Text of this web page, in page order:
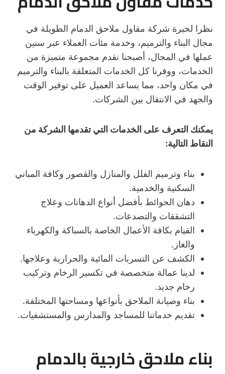
نظرا لخبرة شركة مقاول ملاحق الدمام الطويلة في
مجال البناء والترميم، وخدمة مئات العملاء عبر سنين
عملها في المجال، أصبحنا نقدم مجموعة متميزة من
الخدمات، ووفرنا كل الخدمات المتعلقة بالبناء والترميم
في مكان واحد، مما يساعد العميل على توفير الوقت
والجهد في الانتقال بين الشركات.
يمكنك التعرف على الخدمات التي تقدمها الشركة من
النقاط التالية:
بناء وترميم الفلل والمنازل والقصور وكافة المباني
السكنية والخدمية.
دهان الحوائط بأفضل أنواع الدهانات وعلاج
التشققات والتصدعات.
القيام بكافة الأعمال الخاصة بالسباكة والكهرباء
والغاز.
الكشف عن التسربات المائية والحرارية وعلاجها.
لدينا عمالة متخصصة في تكسير الرخام وتركيب
رخام جديد.
بناء وصيانة الملاحق بأنواعها ومساحتها المختلفة.
تقديم خدماتنا للمساجد والمدارس والمستشفيات.
بناء ملاحق خارجية بالدمام